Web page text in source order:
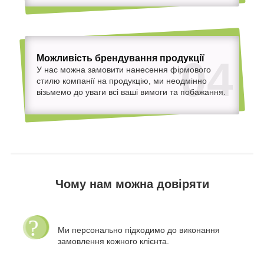
04
Можливість брендування продукції
У нас можна замовити нанесення фірмового
стилю компанії на продукцію, ми неодмінно
візьмемо до уваги всі ваші вимоги та побажання.
Чому нам можна довіряти
Ми персонально підходимо до виконання
замовлення кожного клієнта.